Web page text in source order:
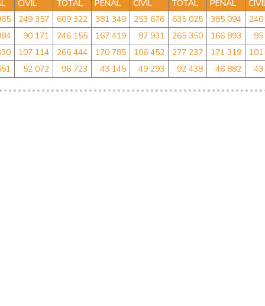
CIVIL TOTAL PÉNAL CIVIL TOTAL PÉNAL
249 357 609 322 381 349 253 676 635 025 385 094
90 171 246 155 167 419 97 931 265 350 166 893
107 114 266 444 170 785 106 452 277 237 171 319
52 072 96 723 43 145 49 293 92 438 46 882